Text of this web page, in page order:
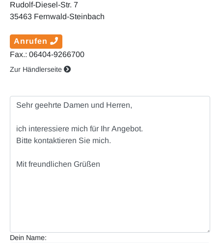
Rudolf-Diesel-Str. 7
35463 Fernwald-Steinbach
Anrufen
Fax.: 06404-9266700
Zur Händlerseite
Dein Name: